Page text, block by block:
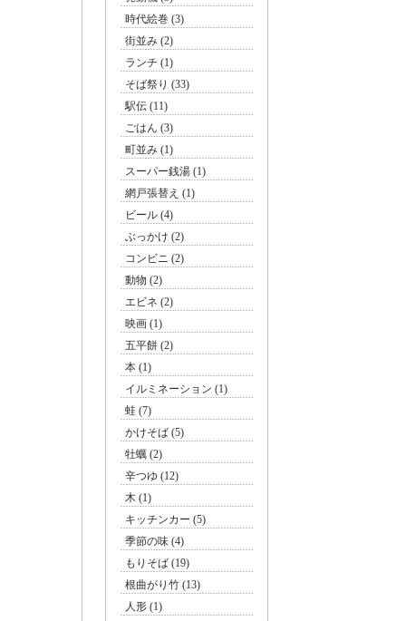
時代絵巻 (3)
街並み (2)
ランチ (1)
そば祭り (33)
駅伝 (11)
ごはん (3)
町並み (1)
スーパー銭湯 (1)
網戸張替え (1)
ビール (4)
ぶっかけ (2)
コンビニ (2)
動物 (2)
エビネ (2)
映画 (1)
五平餅 (2)
本 (1)
イルミネーション (1)
蛙 (7)
かけそば (5)
牡蠣 (2)
辛つゆ (12)
木 (1)
キッチンカー (5)
季節の味 (4)
もりそば (19)
根曲がり竹 (13)
人形 (1)